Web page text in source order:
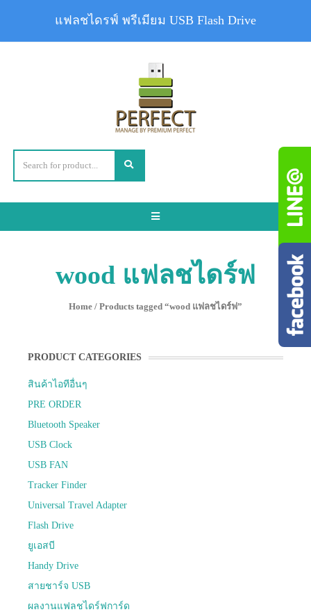
Toggle
wood แฟลชไดร์ฟ
Home / Products tagged “wood แฟลชไดร์ฟ”
PRODUCT CATEGORIES
สินค้าไอทีอื่นๆ
PRE ORDER
Bluetooth Speaker
USB Clock
USB FAN
Tracker Finder
Universal Travel Adapter
Flash Drive
ยูเอสบี
Handy Drive
สายชาร์จ USB
ผลงานแฟลชไดร์ฟการ์ด
แฟลชไดรฟ์ พรีเมียม USB Flash Drive